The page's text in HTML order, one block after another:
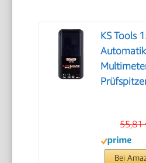
KS Tools
55,81
Bei